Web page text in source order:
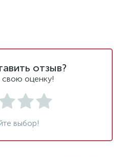
отзыв?
свою оценку!
выбор!